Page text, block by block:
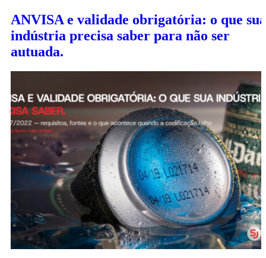
ANVISA e validade obrigatória: o que sua
indústria precisa saber para não ser
autuada.